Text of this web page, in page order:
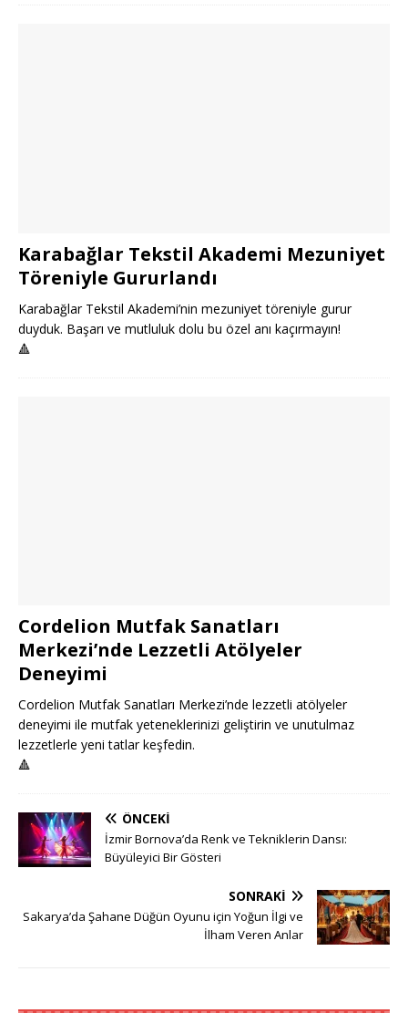
Karabağlar Tekstil Akademi Mezuniyet
Töreniyle Gururlandı
Karabağlar Tekstil Akademi’nin mezuniyet töreniyle gurur
duyduk. Başarı ve mutluluk dolu bu özel anı kaçırmayın!
🔺
Cordelion Mutfak Sanatları
Merkezi’nde Lezzetli Atölyeler
Deneyimi
Cordelion Mutfak Sanatları Merkezi’nde lezzetli atölyeler
deneyimi ile mutfak yeteneklerinizi geliştirin ve unutulmaz
lezzetlerle yeni tatlar keşfedin.
🔺
ÖNCEKI
İzmir Bornova’da Renk ve Tekniklerin Dansı:
Büyüleyici Bir Gösteri
SONRAKI
Sakarya’da Şahane Düğün Oyunu için Yoğun İlgi ve
İlham Veren Anlar